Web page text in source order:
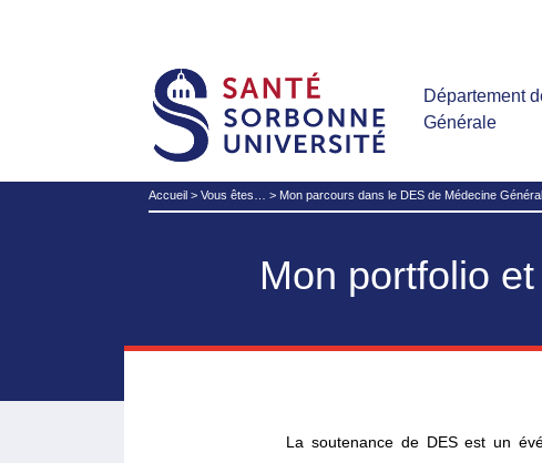
Département
Générale
Accueil >Vous êtes… > Mon parcours dans le DES de Médecine
Mon portfolio
La soutenance de DES est un